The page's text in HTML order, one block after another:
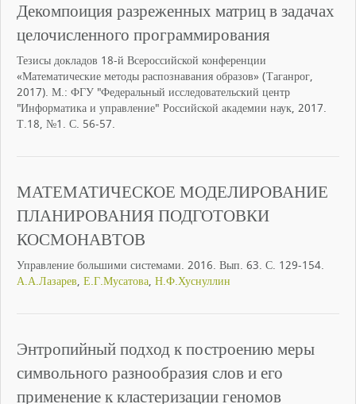
Декомпоиция разреженных матриц в задачах
целочисленного программирования
Тезисы докладов 18-й Всероссийской конференции
«Математические методы распознавания образов» (Таганрог,
2017). М.: ФГУ "Федеральный исследовательский центр
"Информатика и управление" Российской академии наук, 2017.
Т.18, №1. С. 56-57.
МАТЕМАТИЧЕСКОЕ МОДЕЛИРОВАНИЕ
ПЛАНИРОВАНИЯ ПОДГОТОВКИ
КОСМОНАВТОВ
Управление большими системами. 2016. Вып. 63. С. 129-154.
А.А.Лазарев, Е.Г.Мусатова, Н.Ф.Хуснуллин
Энтропийный подход к построению меры
символьного разнообразия слов и его
применение к кластеризации геномов